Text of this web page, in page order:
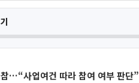
…“사업여건 따라 참여 여부 판단”